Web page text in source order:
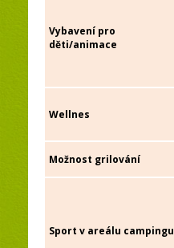
Vybavení pro
děti/animace
Wellnes
Možnost grilování
Sport v areálu campingu